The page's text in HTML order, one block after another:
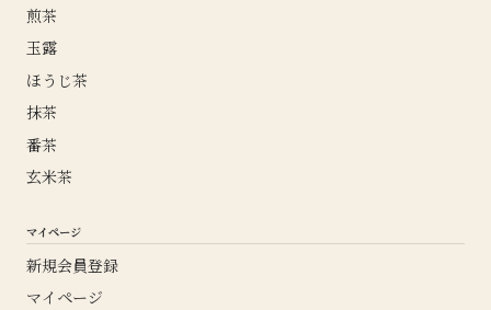
煎茶
玉露
ほうじ茶
抹茶
番茶
玄米茶
マイページ
新規会員登録
マイページ